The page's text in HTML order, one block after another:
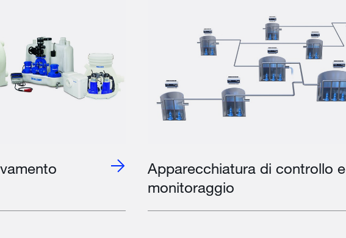
Apparecchiatura di controllo e
monitoraggio